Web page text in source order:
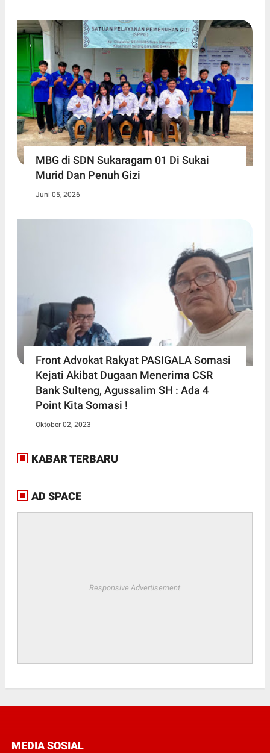
MBG di SDN Sukaragam 01 Di Sukai
Murid Dan Penuh Gizi
Juni 05, 2026
Front Advokat Rakyat PASIGALA Somasi
Kejati Akibat Dugaan Menerima CSR
Bank Sulteng, Agussalim SH : Ada 4
Point Kita Somasi !
Oktober 02, 2023
KABAR TERBARU
AD SPACE
Responsive Advertisement
MEDIA SOSIAL